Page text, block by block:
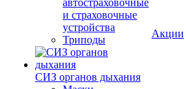
автостраховочные
и страховочные
устройства
Триподы
СИЗ органов дыхания
Акции